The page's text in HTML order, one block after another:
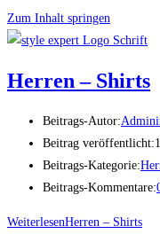
Zum Inhalt springen
Herren – Shirts
Beitrags-Autor:
Beitrag veröffentlicht:
Beitrags-Kategorie:
Beitrags-Kommentare:
WeiterlesenHerren – Shirts